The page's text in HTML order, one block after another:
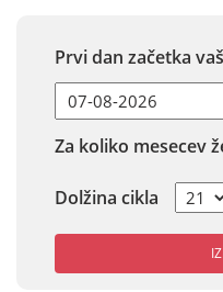
Prvi dan začetka
Za koliko mesecev
Dolžina cikla